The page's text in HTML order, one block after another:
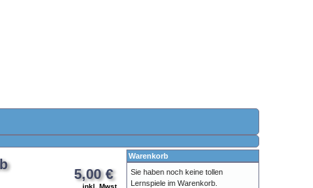
5,00 €
inkl. Mwst
Warenkorb
Sie haben noch keine tollen
Lernspiele im Warenkorb.